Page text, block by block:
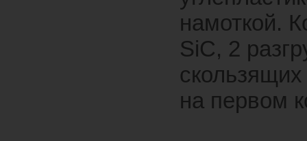
намоткой.
SiC, 2
на первом